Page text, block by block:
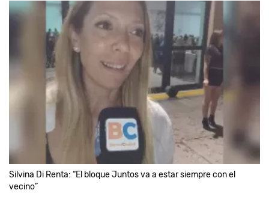
Silvina Di Renta: “El bloque Juntos va a estar siempre con el
vecino”